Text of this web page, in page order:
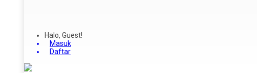
Halo, Guest!
Masuk
Daftar